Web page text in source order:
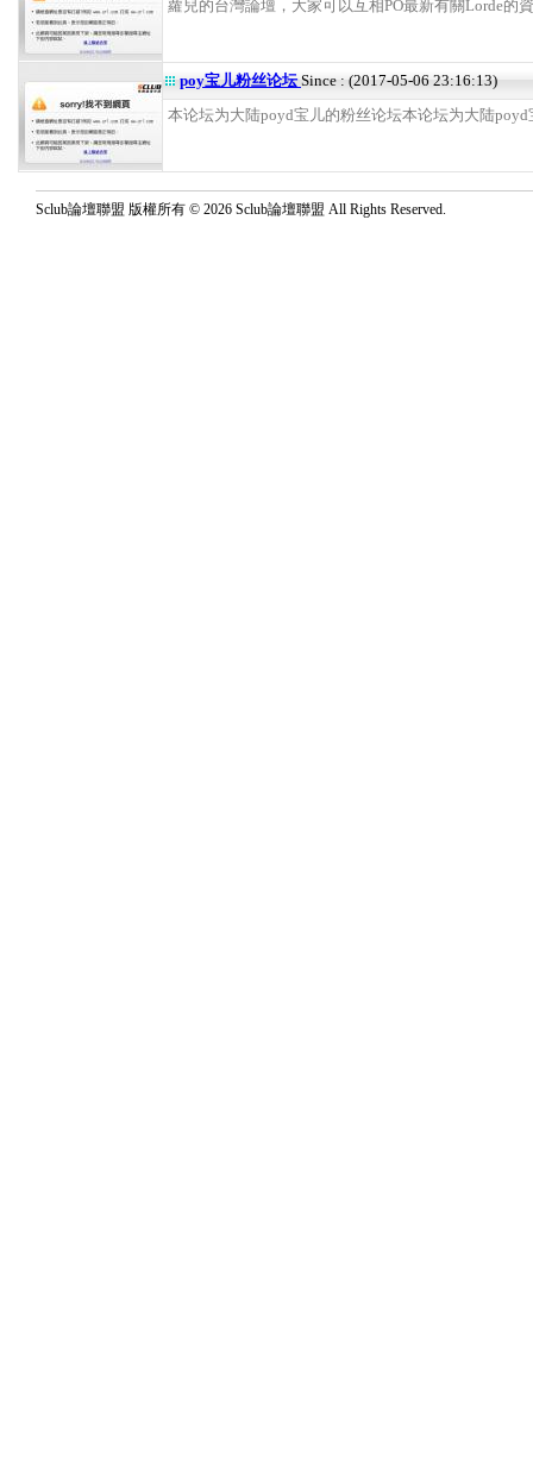
蘿兒的台灣論壇，大家可以互相PO最新有關Lorde的
poy宝儿粉丝论坛Since : (2017-05-06 23:16:13)
本论坛为大陆poyd宝儿的粉丝论坛本论坛为大陆poyd
Sclub論壇聯盟 版權所有 © 2026 Sclub論壇聯盟 All Rights Reserved.